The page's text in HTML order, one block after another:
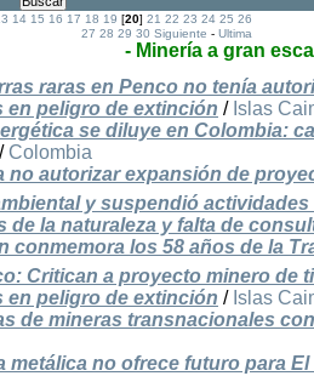
14 15 16 17 18 19 [20]21 22 23 24 25 26
27 28 29 30 Siguiente -Ultima
- Minería a gran
raras en Penco no tenía
en peligro de extinción / Islas
se diluye en Colombia:
/ Colombia
no autorizar expansión de
y suspendió
de la naturaleza y falta de
conmemora los 58 años de la
Critican a proyecto minero de
en peligro de extinción / Islas
de mineras transnacionales
metálica no ofrece futuro para